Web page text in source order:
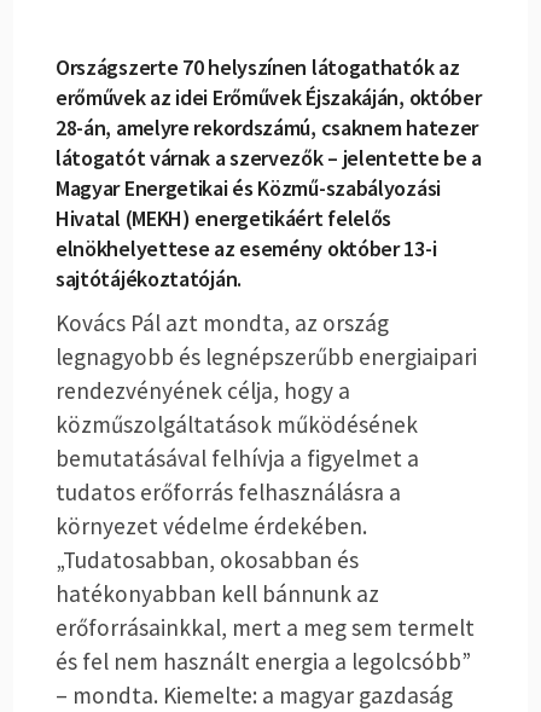
Országszerte 70 helyszínen látogathatók az
erőművek az idei Erőművek Éjszakáján, október
28-án, amelyre rekordszámú, csaknem hatezer
látogatót várnak a szervezők – jelentette be a
Magyar Energetikai és Közmű-szabályozási
Hivatal (MEKH) energetikáért felelős
elnökhelyettese az esemény október 13-i
sajtótájékoztatóján.
Kovács Pál azt mondta, az ország
legnagyobb és legnépszerűbb energiaipari
rendezvényének célja, hogy a
közműszolgáltatások működésének
bemutatásával felhívja a figyelmet a
tudatos erőforrás felhasználásra a
környezet védelme érdekében.
„Tudatosabban, okosabban és
hatékonyabban kell bánnunk az
erőforrásainkkal, mert a meg sem termelt
és fel nem használt energia a legolcsóbb”
– mondta. Kiemelte: a magyar gazdaság